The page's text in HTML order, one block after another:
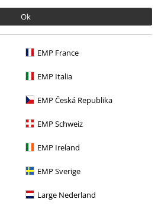
Ok
EMP France
EMP Italia
EMP Česká Republika
EMP Schweiz
EMP Ireland
EMP Sverige
Large Nederland
Schwarze T-Shirts
T-Shirts
T-shirts
Oberteile T-shirts